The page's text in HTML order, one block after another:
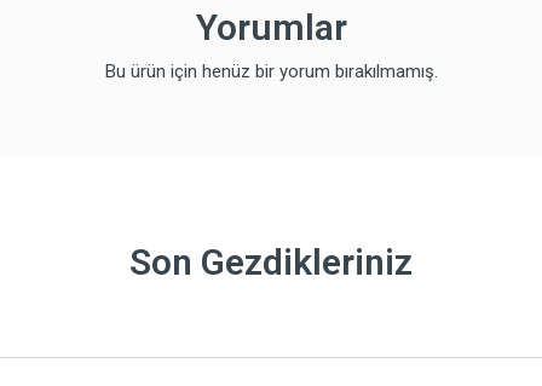
Yorumlar
Bu ürün için henüz bir yorum bırakılmamış.
Son Gezdikleriniz